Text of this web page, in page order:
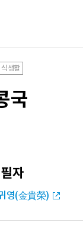
식생활
국
자
영(金貴榮)